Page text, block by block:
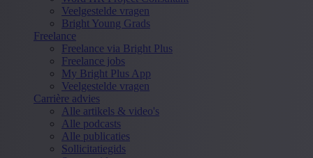
Veelgestelde vragen
Bright Young Grads
Freelance
Freelance via Bright Plus
Freelance jobs
My Bright Plus App
Veelgestelde vragen
Carrière advies
Alle artikels & video's
Alle podcasts
Alle publicaties
Sollicitatiegids